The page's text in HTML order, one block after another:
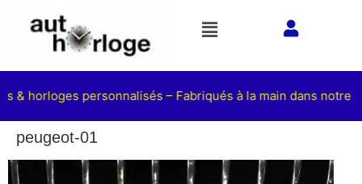
& horloges personnalisés – Fabriqués à la main dans notre
peugeot-01